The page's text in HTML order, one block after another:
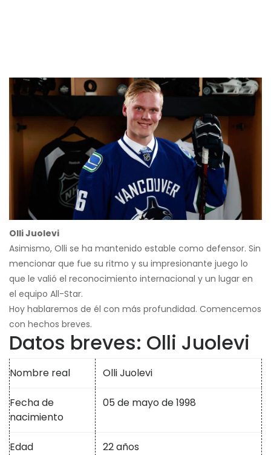
Olli Juolevi
Asimismo, Olli se ha mantenido estable como defensor. Sin
mencionar que fue su ritmo y su impresionante juego lo
que le valió el reconocimiento internacional y un lugar en
el equipo All-Star.
Hoy hablaremos de él con más profundidad. Comencemos
con hechos breves.
Datos breves: Olli Juolevi
Nombre real Olli Juolevi
Fecha de
nacimiento
05 de mayo de 1998
Edad 22 años